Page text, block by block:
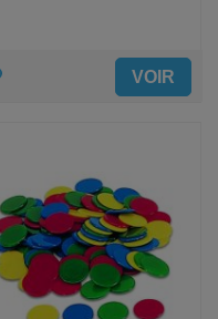
AJOUTER VOIR